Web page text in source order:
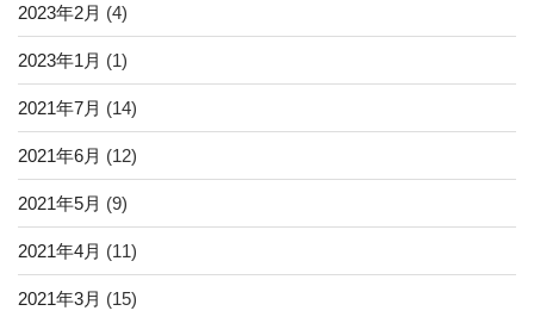
2023年2月 (4)
2023年1月 (1)
2021年7月 (14)
2021年6月 (12)
2021年5月 (9)
2021年4月 (11)
2021年3月 (15)